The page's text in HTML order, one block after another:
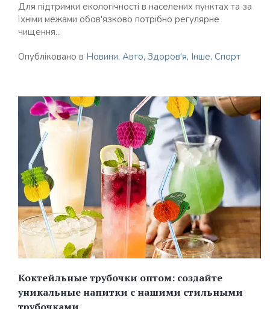
Для підтримки екологічності в населених пунктах та за
їхніми межами обов'язково потрібно регулярне
чищення...
Опубліковано в Новини, Авто, Здоров'я, Інше, Спорт
Коктейльные трубочки оптом: создайте
уникальные напитки с нашими стильными